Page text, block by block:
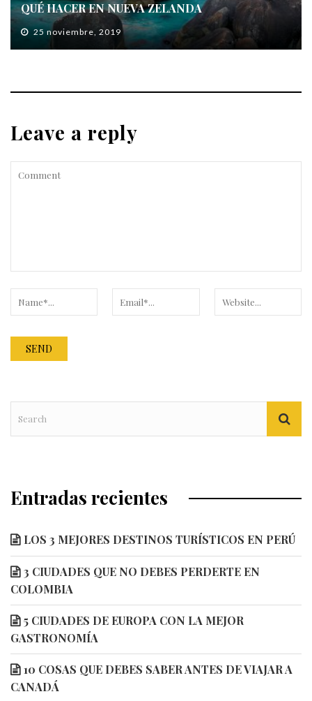
QUÉ HACER EN NUEVA ZELANDA
25 noviembre, 2019
Leave a reply
Entradas recientes
LOS 3 MEJORES DESTINOS TURÍSTICOS EN PERÚ
3 CIUDADES QUE NO DEBES PERDERTE EN
COLOMBIA
5 CIUDADES DE EUROPA CON LA MEJOR
GASTRONOMÍA
10 COSAS QUE DEBES SABER ANTES DE VIAJAR A
CANADÁ